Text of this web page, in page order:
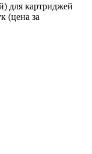
для картриджей
(цена за